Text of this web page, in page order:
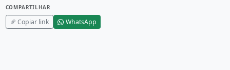
COMPARTILHAR
Copiar link WhatsApp